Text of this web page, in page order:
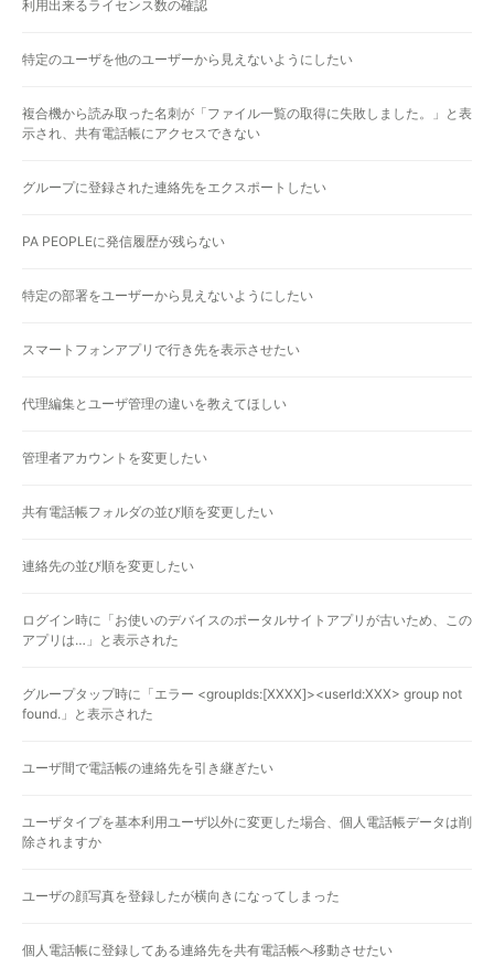
利用出来るライセンス数の確認
特定のユーザを他のユーザーから見えないようにしたい
複合機から読み取った名刺が「ファイル一覧の取得に失敗しました。」と表
示され、共有電話帳にアクセスできない
グループに登録された連絡先をエクスポートしたい
PA PEOPLEに発信履歴が残らない
特定の部署をユーザーから見えないようにしたい
スマートフォンアプリで行き先を表示させたい
代理編集とユーザ管理の違いを教えてほしい
管理者アカウントを変更したい
共有電話帳フォルダの並び順を変更したい
連絡先の並び順を変更したい
ログイン時に「お使いのデバイスのポータルサイトアプリが古いため、この
アプリは…」と表示された
グループタップ時に「エラー <groupIds:[XXXX]><userId:XXX> group not
found.」と表示された
ユーザ間で電話帳の連絡先を引き継ぎたい
ユーザタイプを基本利用ユーザ以外に変更した場合、個人電話帳データは削
除されますか
ユーザの顔写真を登録したが横向きになってしまった
個人電話帳に登録してある連絡先を共有電話帳へ移動させたい